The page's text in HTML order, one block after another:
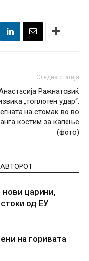
Следна статија
Ражнатовиќ
„топлотен удар“:
на стомак во во
костим за капење
(фото)
АВТОРОТ
царини,
стоки од ЕУ
на горивата